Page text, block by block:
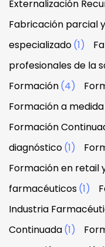
Externalización
Fabricación parcial
especializado(1)
profesionales de la
Formación(4)
Formación a medida
Formación
diagnóstico(1)
Formación en retail
farmacéuticos(1)
Industria
Continuada(1)